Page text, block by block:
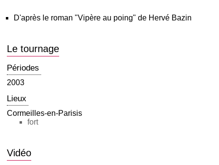
D'après le roman "Vipère au poing" de Hervé Bazin
Le tournage
Périodes
2003
Lieux
Cormeilles-en-Parisis
fort
Vidéo